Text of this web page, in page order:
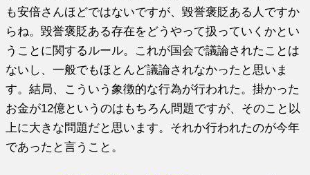
も安倍さんほどではないですが、毀誉褒貶ある人ですか
らね。毀誉褒貶ある存在をどうやって扱っていくかとい
うことに関するルール。これが国会で議論されたことは
ないし、一般でもほとんど議論されなかったと思いま
す。結局、こういう象徴的な行為が行われた。掛かった
お金が12億というのはもちろん問題ですが、そのこと以
上に大きな問題だと思います。それか行われたのが今年
であったと言うこと。